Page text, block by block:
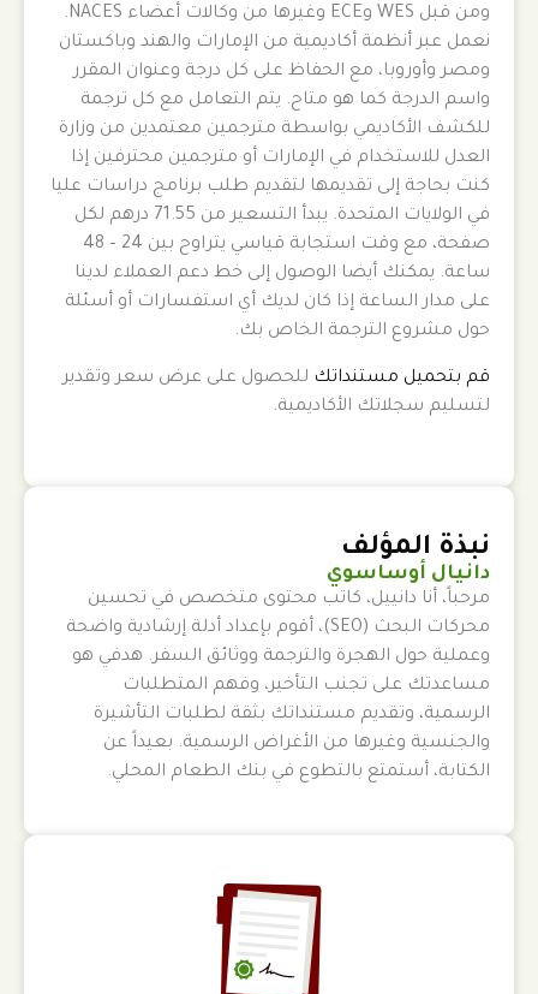
ومن قبل WES وECE وغيرها من وكالات أعضاء NACES.
نعمل عبر أنظمة أكاديمية من الإمارات والهند وباكستان
ومصر وأوروبا، مع الحفاظ على كل درجة وعنوان المقرر
واسم الدرجة كما هو متاح. يتم التعامل مع كل ترجمة
للكشف الأكاديمي بواسطة مترجمين معتمدين من وزارة
العدل للاستخدام في الإمارات أو مترجمين محترفين إذا
كنت بحاجة إلى تقديمها لتقديم طلب برنامج دراسات عليا
في الولايات المتحدة. يبدأ التسعير من 71.55 درهم لكل
صفحة، مع وقت استجابة قياسي يتراوح بين 24 – 48
ساعة. يمكنك أيضا الوصول إلى خط دعم العملاء لدينا
على مدار الساعة إذا كان لديك أي استفسارات أو أسئلة
حول مشروع الترجمة الخاص بك.
قم بتحميل مستنداتك للحصول على عرض سعر وتقدير
لتسليم سجلاتك الأكاديمية.
نبذة المؤلف
دانيال أوساسوي
مرحباً، أنا دانييل، كاتب محتوى متخصص في تحسين
محركات البحث (SEO)، أقوم بإعداد أدلة إرشادية واضحة
وعملية حول الهجرة والترجمة ووثائق السفر. هدفي هو
مساعدتك على تجنب التأخير، وفهم المتطلبات
الرسمية، وتقديم مستنداتك بثقة لطلبات التأشيرة
والجنسية وغيرها من الأغراض الرسمية. بعيداً عن
الكتابة، أستمتع بالتطوع في بنك الطعام المحلي.